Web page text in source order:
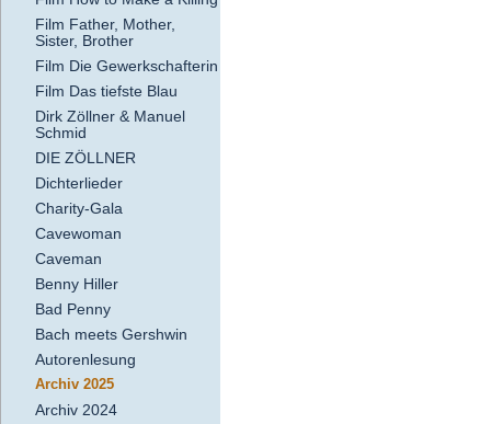
Film Father, Mother,
Sister, Brother
Film Die Gewerkschafterin
Film Das tiefste Blau
Dirk Zöllner & Manuel
Schmid
DIE ZÖLLNER
Dichterlieder
Charity-Gala
Cavewoman
Caveman
Benny Hiller
Bad Penny
Bach meets Gershwin
Autorenlesung
Archiv 2025
Archiv 2024